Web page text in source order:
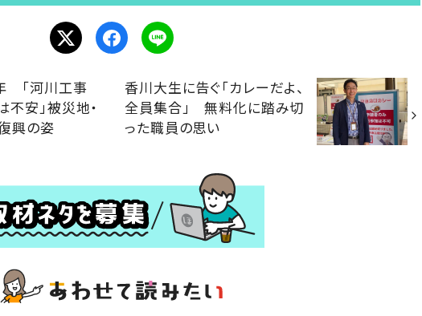
「河川工事
安」被災地・
興の姿
香川大生に告ぐ「カレーだよ、
全員集合」 無料化に踏み切
った職員の思い